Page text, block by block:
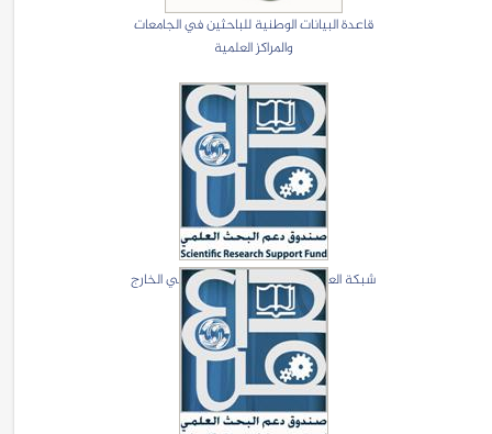
قاعدة البيانات الوطنية للباحثين في الجامعات
والمراكز العلمية
شبكة العلماء والتكنلوجيين الاردنيين في الخارج
(JoSTA)